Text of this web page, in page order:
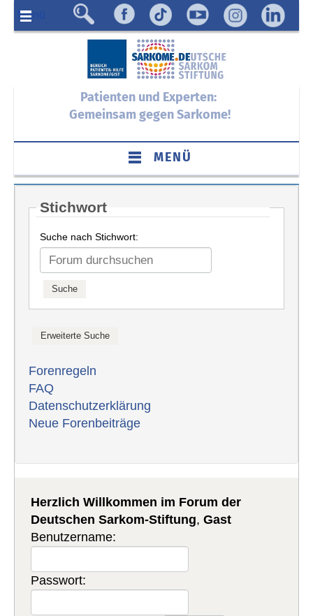
Menü
Patienten und Experten:
Gemeinsam gegen Sarkome!
MENÜ
Stichwort
Suche nach Stichwort:
Forenregeln
FAQ
Datenschutzerklärung
Neue Forenbeiträge
Herzlich Willkommen im Forum der
Deutschen Sarkom-Stiftung,Gast
Benutzername:
Passwort: